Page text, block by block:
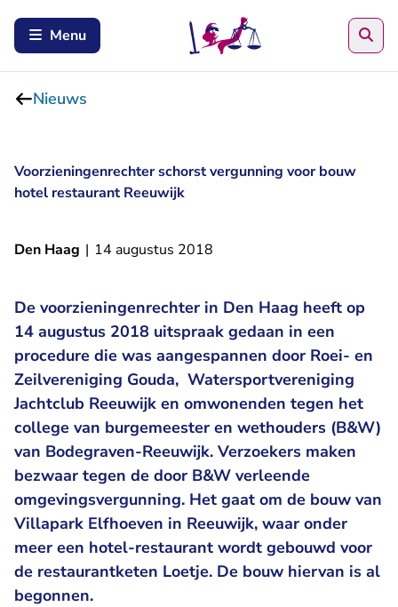
Menu
Nieuws
Voorzieningenrechter schorst vergunning voor bouw
hotel restaurant Reeuwijk
Den Haag | 14 augustus 2018
De voorzieningenrechter in Den Haag heeft op
14 augustus 2018 uitspraak gedaan in een
procedure die was aangespannen door Roei- en
Zeilvereniging Gouda, Watersportvereniging
Jachtclub Reeuwijk en omwonenden tegen het
college van burgemeester en wethouders (B&W)
van Bodegraven-Reeuwijk. Verzoekers maken
bezwaar tegen de door B&W verleende
omgevingsvergunning. Het gaat om de bouw van
Villapark Elfhoeven in Reeuwijk, waar onder
meer een hotel-restaurant wordt gebouwd voor
de restaurantketen Loetje. De bouw hiervan is al
begonnen.